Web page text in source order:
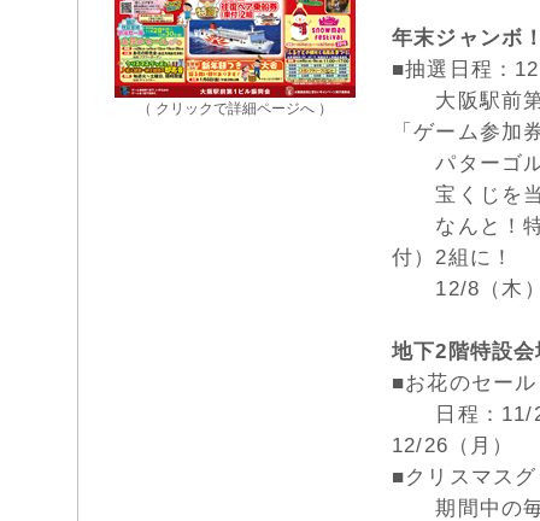
（ クリックで詳細ページへ ）
年末ジャンボ
■抽選日程：
大阪駅前第1
「ゲーム参加
パターゴル
宝くじを当
なんと！特
付）2組に！
12/8（木）
地下2階特設
■お花のセール
日程：11/28
12/26（月）
■クリスマス
期間中の毎